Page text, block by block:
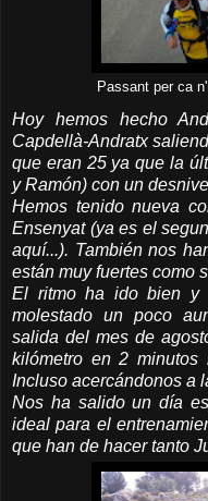
Passant per ca
Hoy hemos hecho
Capdellà-Andratx
que eran 25 ya que la
y Ramón) con un
Hemos tenido nueva
Ensenyat (ya es el
aquí...). También nos
están muy fuertes como
El ritmo ha ido bien y
molestado un poco
salida del mes de
kilómetro en 2 minutos
Incluso acercándonos a
Nos ha salido un día
ideal para el
que han de hacer tanto